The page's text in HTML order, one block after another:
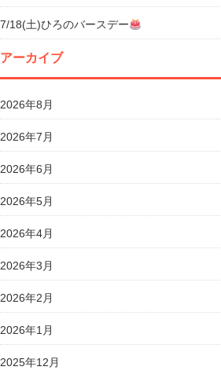
7/18(土)ひろのバースデー
アーカイブ
2026年8月
2026年7月
2026年6月
2026年5月
2026年4月
2026年3月
2026年2月
2026年1月
2025年12月